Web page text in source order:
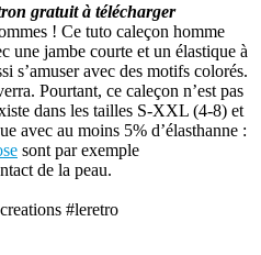
gratuit à télécharger
! Ce tuto caleçon homme
une jambe courte et un élastique à
s’amuser avec des motifs colorés.
Pourtant, ce caleçon n’est pas
dans les tailles S-XXL (4-8) et
avec au moins 5% d’élasthanne :
sont par exemple
de la peau.
#leretro